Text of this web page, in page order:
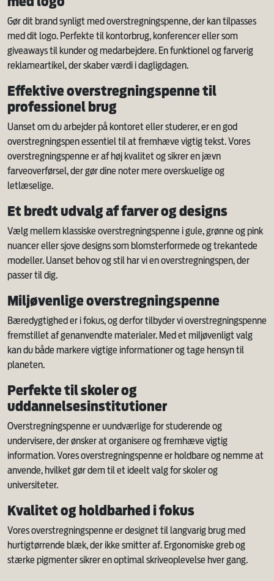
Gør dit brand synligt med overstregningspenne, der kan tilpasses
med dit logo. Perfekte til kontorbrug, konferencer eller som
giveaways til kunder og medarbejdere. En funktionel og farverig
reklameartikel, der skaber værdi i dagligdagen.
Effektive overstregningspenne til
professionel brug
Uanset om du arbejder på kontoret eller studerer, er en god
overstregningspen essentiel til at fremhæve vigtig tekst. Vores
overstregningspenne er af høj kvalitet og sikrer en jævn
farveoverførsel, der gør dine noter mere overskuelige og
letlæselige.
Et bredt udvalg af farver og designs
Vælg mellem klassiske overstregningspenne i gule, grønne og pink
nuancer eller sjove designs som blomsterformede og trekantede
modeller. Uanset behov og stil har vi en overstregningspen, der
passer til dig.
Miljøvenlige overstregningspenne
Bæredygtighed er i fokus, og derfor tilbyder vi overstregningspenne
fremstillet af genanvendte materialer. Med et miljøvenligt valg
kan du både markere vigtige informationer og tage hensyn til
planeten.
Perfekte til skoler og
uddannelsesinstitutioner
Overstregningspenne er uundværlige for studerende og
undervisere, der ønsker at organisere og fremhæve vigtig
information. Vores overstregningspenne er holdbare og nemme at
anvende, hvilket gør dem til et ideelt valg for skoler og
universiteter.
Kvalitet og holdbarhed i fokus
Vores overstregningspenne er designet til langvarig brug med
hurtigtørrende blæk, der ikke smitter af. Ergonomiske greb og
stærke pigmenter sikrer en optimal skriveoplevelse hver gang.